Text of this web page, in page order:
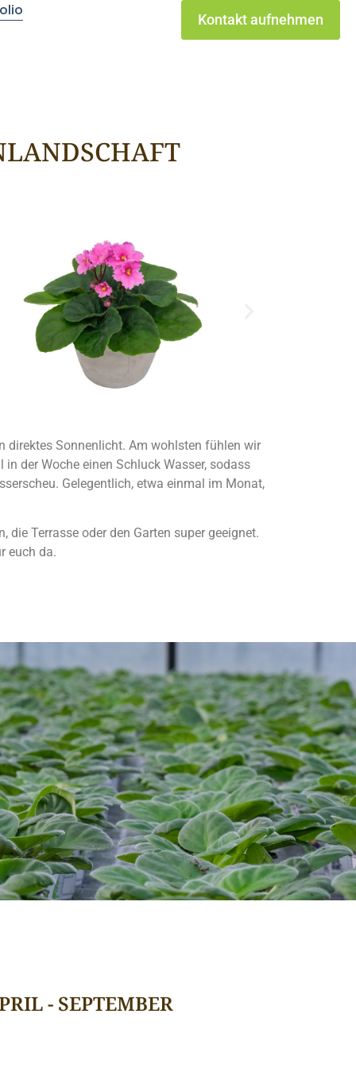
Kontakt aufnehmen
direktes Sonnenlicht. Am wohlsten fühlen wir
der Woche einen Schluck Wasser, sodass
Gelegentlich, etwa einmal im Monat,
die Terrasse oder den Garten super geeignet.
euch da.
- SEPTEMBER